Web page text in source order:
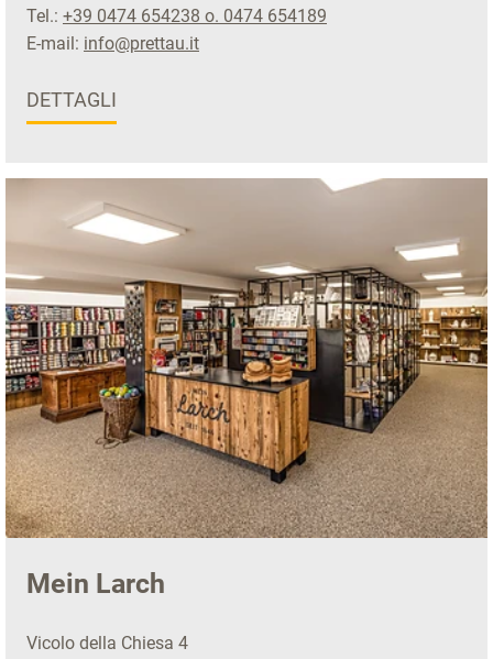
Tel.: +39 0474 654238 o. 0474 654189
E-mail: info@prettau.it
DETTAGLI
Mein Larch
Vicolo della Chiesa 4